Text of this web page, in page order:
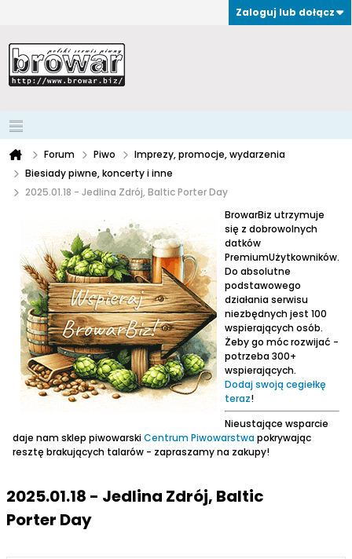
Zaloguj lub dołącz
Forum Piwo
Imprezy, promocje, wydarzenia
Biesiady piwne, koncerty i inne
2025.01.18 - Jedlina Zdrój, Baltic Porter Day
BrowarBiz utrzymuje
się z dobrowolnych
datków
PremiumUżytkowników.
Do absolutne
podstawowego
działania serwisu
niezbędnych jest 100
wspierających osób.
Żeby go móc rozwijać -
potrzeba 300+
wspierających.
Dodaj swoją cegiełkę
teraz!
Nieustające wsparcie
daje nam sklep piwowarskiCentrum Piwowarstwapokrywając
resztę brakujących talarów - zapraszamy na zakupy!
2025.01.18 - Jedlina Zdrój, Baltic
Porter Day